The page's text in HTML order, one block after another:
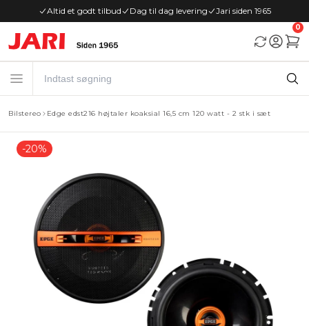
Altid et godt tilbud Dag til dag levering Jari siden 1965
0
Bilstereo Edge edst216 højtaler koaksial 16,5 cm 120 watt - 2 stk i sæt
-20%